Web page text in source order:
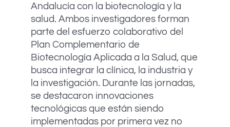
Andalucía con la biotecnología y la
salud. Ambos investigadores forman
parte del esfuerzo colaborativo del
Plan Complementario de
Biotecnología Aplicada a la Salud, que
busca integrar la clínica, la industria y
la investigación. Durante las jornadas,
se destacaron innovaciones
tecnológicas que están siendo
implementadas por primera vez no